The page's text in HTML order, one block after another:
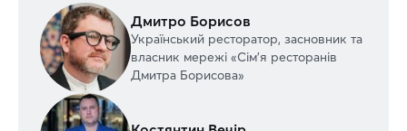
Дмитро Борисов
Український ресторатор, засновник та
власник мережі «Сім'я ресторанів
Дмитра Борисова»